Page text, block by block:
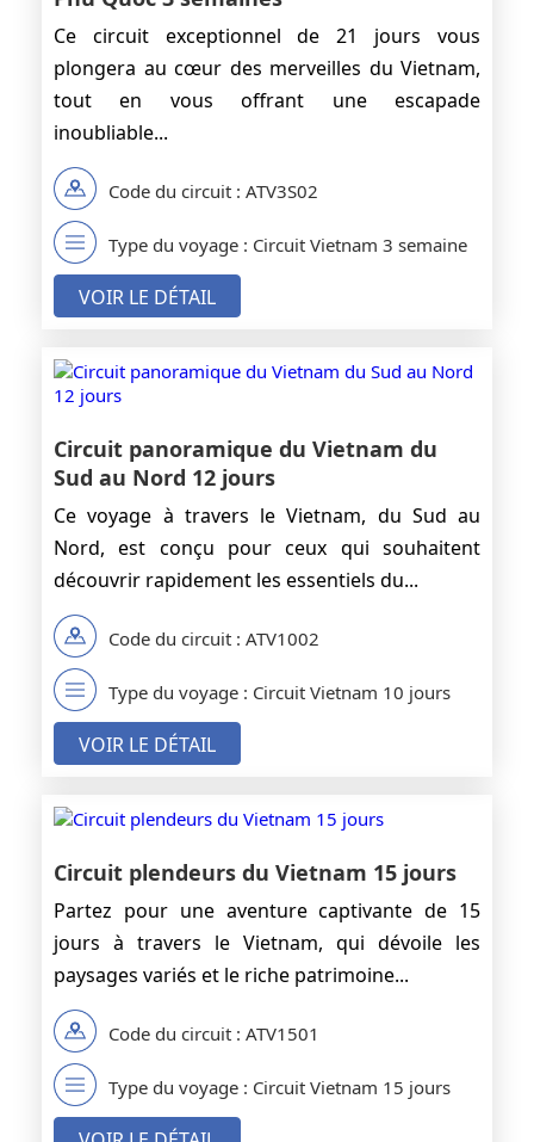
Ce circuit exceptionnel de 21 jours vous
plongera au cœur des merveilles du Vietnam,
tout en vous offrant une escapade
inoubliable...
Code du circuit : ATV3S02
Type du voyage : Circuit Vietnam 3 semaine
VOIR LE DÉTAIL
Circuit panoramique du Vietnam du
Sud au Nord 12 jours
Ce voyage à travers le Vietnam, du Sud au
Nord, est conçu pour ceux qui souhaitent
découvrir rapidement les essentiels du...
Code du circuit : ATV1002
Type du voyage : Circuit Vietnam 10 jours
VOIR LE DÉTAIL
Circuit plendeurs du Vietnam 15 jours
Partez pour une aventure captivante de 15
jours à travers le Vietnam, qui dévoile les
paysages variés et le riche patrimoine...
Code du circuit : ATV1501
Type du voyage : Circuit Vietnam 15 jours